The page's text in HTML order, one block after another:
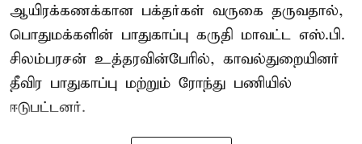
ஆயிரக்கணக்கான பக்தர்கள் வருகை தருவதால்,
பொதுமக்களின் பாதுகாப்பு கருதி மாவட்ட எஸ்.பி.
சிலம்பரசன் உத்தரவின்பேரில், காவல்துறையினர்
தீவிர பாதுகாப்பு மற்றும் ரோந்து பணியில்
ஈடுபட்டனர்.